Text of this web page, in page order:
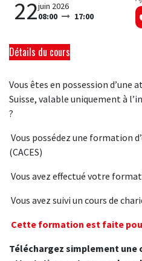
22juin 2026
08:00
17:00
Détails du cours
Vous êtes en possession
Suisse, valable uniquement à
?
Vous possédez une formation
(CACES)
Vous avez effectué votre
Vous avez suivi un cours de
Cette formation est faite
Téléchargez simplement une